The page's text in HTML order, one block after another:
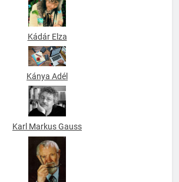
Kádár Elza
Kánya Adél
Karl Markus Gauss